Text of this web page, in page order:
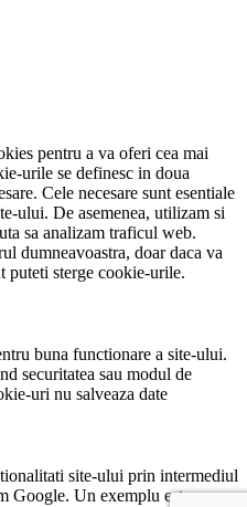
pentru a va oferi cea mai
urile se definesc in doua
Cele necesare sunt esentiale
ului. De asemenea, utilizam si
sa analizam traficul web.
dumneavoastra, doar daca va
puteti sterge cookie-urile.
buna functionare a site-ului.
securitatea sau modul de
uri nu salveaza date
site-ului prin intermediul
Google. Un exemplu este